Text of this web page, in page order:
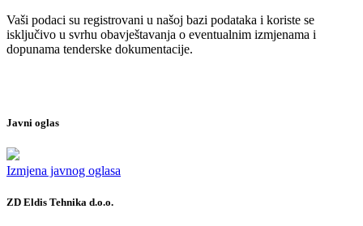
Vaši podaci su registrovani u našoj bazi podataka i koriste se
isključivo u svrhu obavještavanja o eventualnim izmjenama i
dopunama tenderske dokumentacije.
Javni oglas
Izmjena javnog oglasa
ZD Eldis Tehnika d.o.o.